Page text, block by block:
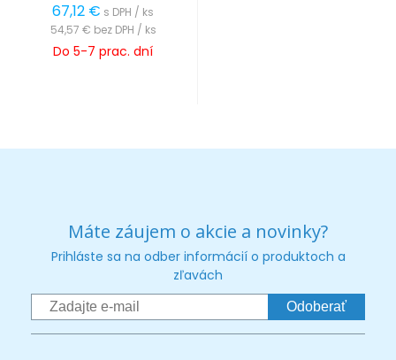
67,12 € s DPH / ks
54,57 € bez DPH / ks
Do 5-7 prac. dní
Máte záujem o akcie a novinky?
Prihláste sa na odber informácií o produktoch a
zľavách
Odoberať